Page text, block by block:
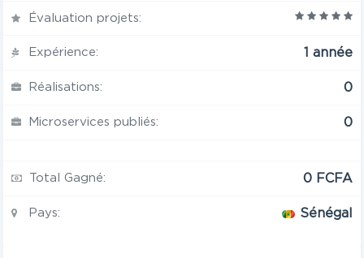
Évaluation projets:
Expérience: 1 année
Réalisations: 0
Microservices publiés: 0
Total Gagné: 0 FCFA
Pays: Sénégal